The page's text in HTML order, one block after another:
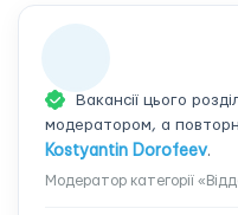
Вакансії цього
модератором, а
Kostyantin Dorofeev.
Модератор категорії